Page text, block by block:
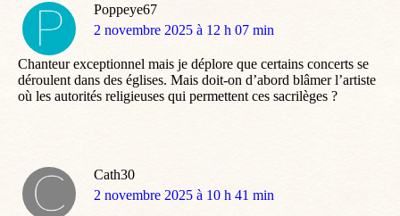
Poppeye67
dit
2 novembre 2025 à 12 h 07 min
Chanteur exceptionnel mais je déplore que certains concerts se
déroulent dans des églises. Mais doit-on d’abord blâmer l’artiste
où les autorités religieuses qui permettent ces sacrilèges ?
Cath30
dit
2 novembre 2025 à 10 h 41 min